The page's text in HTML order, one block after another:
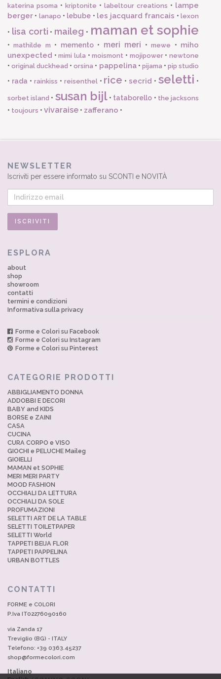
katerina psoma • kriptonite • labeltour creations • lampe
berger • lanapo • lebube • les jacquard francais •lexon
• lisa corti • maileg • maman et sophie
•mathilde m • memento• meri meri •mewe • miho
unexpected •mimi lula •moismont • mojipower•newtone
•original duckhead •orsina • pappelina• pijama • pip studio
• rada • rainkiss • reisenthel• rice •secrid •seletti •
sorbet island • susan bijl• tataborello • the jacksons
• toujours • vivaraise • zafferano •
NEWSLETTER
Iscriviti per essere informato su SCONTI e NOVITÀ
ESPLORA
about
shop
showroom
contatti
termini e condizioni
Informativa sulla privacy
Forme e Colori su Facebook
Forme e Colori su Instagram
Forme e Colori su Pinterest
CATEGORIE PRODOTTI
ABBIGLIAMENTO DONNA
ADDOBBI E DECORI
BABY and KIDS
BORSE e ZAINI
CASA
CUCINA
CURA CORPO e VISO
GIOCHI e PELUCHE Maileg
GIOIELLI
MAMAN et SOPHIE
MERI MERI PARTY
MOOD FASHION
OCCHIALI DA LETTURA
OCCHIALI DA SOLE
PROFUMAZIONI
SELETTI ART DE LA TABLE
SELETTI TOILETPAPER
SELETTI World
TAPPETI BEIJA FLOR
TAPPETI PAPPELINA
URBAN BOTTLES
CONTATTI
FORME e COLORI
P.Iva IT02276090160
via Zanda 17
Treviglio (BG) - ITALY
Telefono: +39 0363.45237
shop@formecolori.com
Italiano